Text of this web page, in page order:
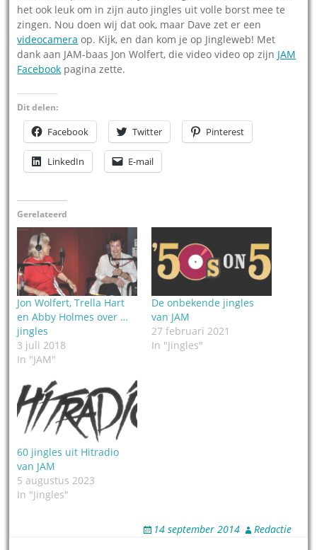
het ook leuk om in zijn auto jingles uit volle borst mee te
zingen. Nou doen wij dat ook, maar Dave zet er een
videocamera op. Kijk, en dan kom je op Jingleweb! Met
dank aan JAM-baas Jon Wolfert, die video video op zijn JAM
Facebook pagina zette.
Dit delen:
Facebook Twitter Pinterest
LinkedIn E-mail
Gerelateerd
Jon Wolfert, Trella Hart
en Abby Holmes over …
jingles
3 juli 2018
In "JAM"
De onbekende jingles
van JAM
27 februari 2021
In "Jingles"
60 jingles uit Hitradio
van JAM
5 augustus 2023
In "Jingles"
14 september 2014 Redactie